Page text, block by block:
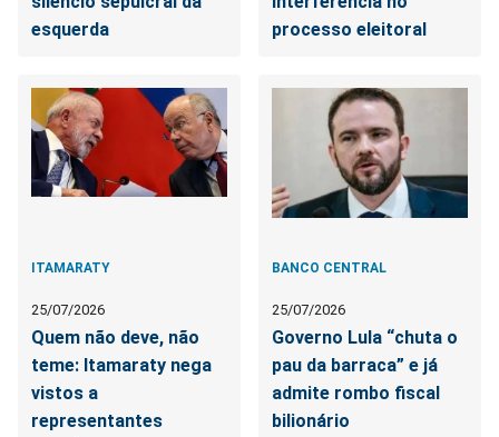
esquerda
processo eleitoral
ITAMARATY
25/07/2026
Quem não deve, não
teme: Itamaraty nega
vistos a
representantes
BANCO CENTRAL
25/07/2026
Governo Lula “chuta o
pau da barraca” e já
admite rombo fiscal
bilionário